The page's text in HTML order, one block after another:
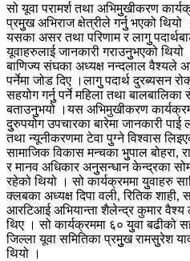
सो यूवा परामर्श तथा अभिमुुखीकरण
प्रमुुख अभिराज क्षेत्रीले गर्नुु भएको थियो
यसका असर तथा परिणाम र लागुु
यूवाहरुलाई जानकारी गराउनुुभएको थियो
बाणिज्य संघका अध्यक्ष नन्दलाल वैश्यले
पर्नेमा जोड दिए ।लागुु पदार्थ दुरब्यसन
सहयोग गर्नुु पर्ने महिला तथा
बताउनुुभयो ।यस अभिमुखीकरण
दुुरुपयोग उपचारका बारेमा जानकारी
तथा न्यूनीकरणमा टेवा पुुग्ने विश्वास
सामाजिक विकास मन्चका भुुपाल बोहरा,
र मानव अधिकार अनुुसन्धान केन्द्रका
रहेको थियो । सो कार्यक्रममा युुवाहरु
क्लबका अध्यक्ष दिपा वली, रितिक शाही,
आरटिआई अभियान्ता शैलेन्द्र कुमार
थिए । सो कार्यक्रममा ६० युुवा बढीको
जिल्ला यूवा समितिका प्रमुुुख रामसुुरेश
थियो ।